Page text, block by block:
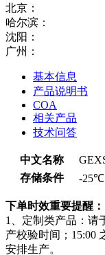
北京：
哈尔滨：
沈阳：
广州：
基本信息
产品说明书
COA
相关产品
技术问答
中文名称
存储条件
-
下单时效重要提醒：
1、定制类产品：请
产校验时间；15:00
安排生产。